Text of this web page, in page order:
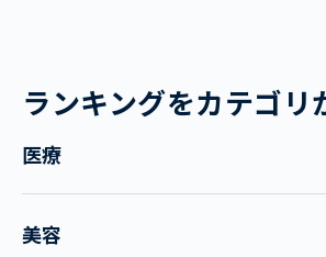
ランキングをカテゴリ
医療
美容